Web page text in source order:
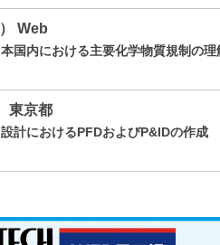
Web
国内における主要化学物質規制の
東京都
計におけるPFDおよびP&IDの作成